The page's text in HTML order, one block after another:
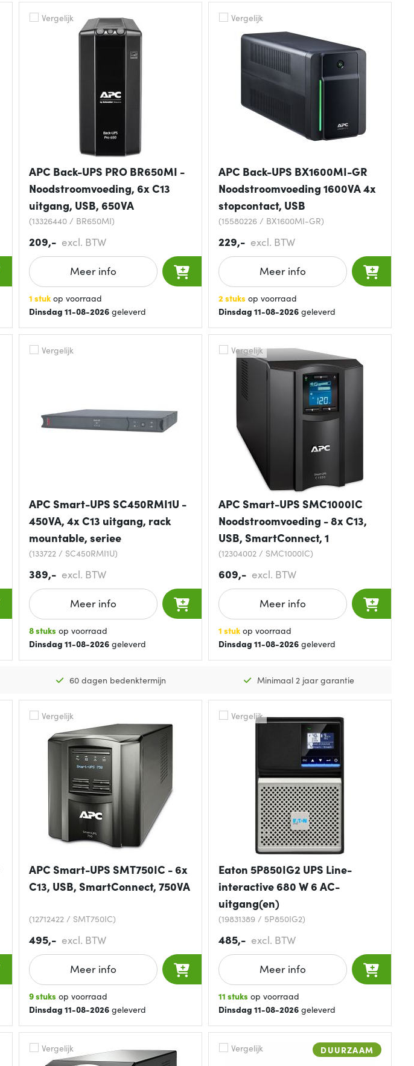
Vergelijk
APC Back-UPS PRO BR650MI -
Noodstroomvoeding, 6x C13
uitgang, USB, 650VA
(13326440 / BR650MI)
209,- excl. BTW
Meer info
1 stukop voorraad
Dinsdag 11-08-2026geleverd
Vergelijk
APC Back-UPS BX1600MI-GR
Noodstroomvoeding 1600VA 4x
stopcontact, USB
(15580226 / BX1600MI-GR)
229,- excl. BTW
Meer info
2 stuks op voorraad
Dinsdag 11-08-2026geleverd
Vergelijk
APC Smart-UPS SC450RMI1U -
450VA, 4x C13 uitgang, rack
mountable, seriee
(133722 / SC450RMI1U)
389,- excl. BTW
Meer info
8 stuks op voorraad
Dinsdag 11-08-2026geleverd
Vergelijk
APC Smart-UPS SMC1000IC
Noodstroomvoeding - 8x C13,
USB, SmartConnect, 1
(12304002 / SMC1000IC)
609,- excl. BTW
Meer info
1 stukop voorraad
Dinsdag 11-08-2026geleverd
60 dagen bedenktermijn Minimaal 2 jaar garantie
Vergelijk
APC Smart-UPS SMT750IC - 6x
C13, USB, SmartConnect, 750VA
(12712422 / SMT750IC)
495,- excl. BTW
Meer info
9 stuks op voorraad
Dinsdag 11-08-2026geleverd
Vergelijk
Eaton 5P850IG2 UPS Line-
interactive 680 W 6 AC-
uitgang(en)
(19831389 / 5P850IG2)
485,- excl. BTW
Meer info
11 stuks op voorraad
Dinsdag 11-08-2026geleverd
Vergelijk Vergelijk DUURZAAM